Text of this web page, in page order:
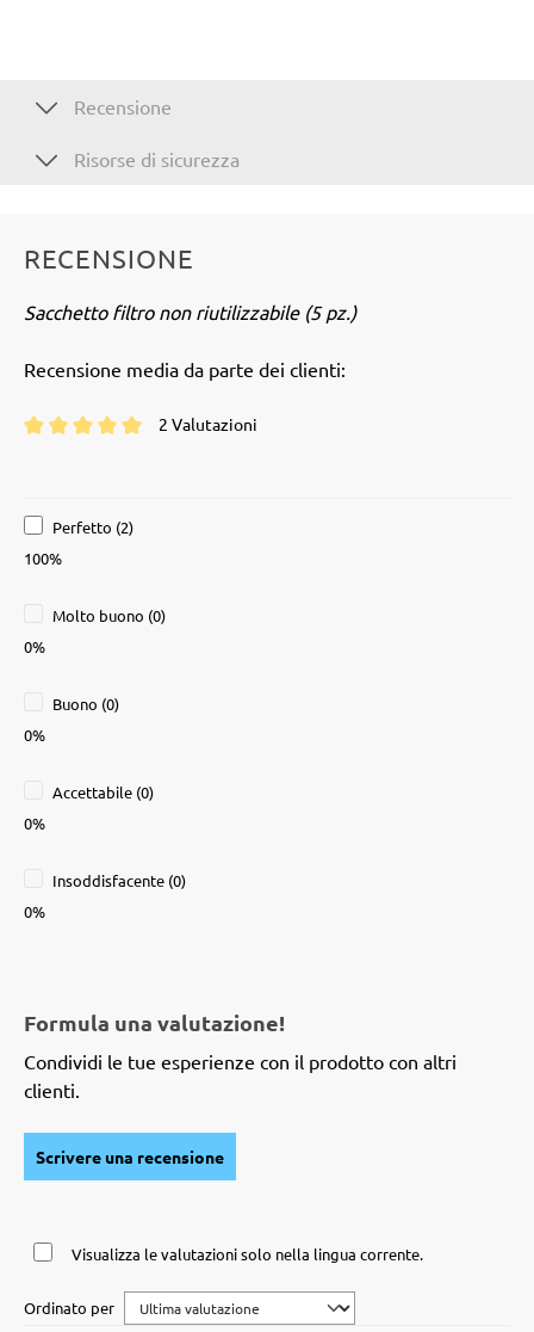
Recensione
Risorse di sicurezza
RECENSIONE
Sacchetto filtro non riutilizzabile (5 pz.)
Recensione media da parte dei clienti:
2 Valutazioni
Perfetto (2)
100%
Molto buono (0)
0%
Buono (0)
0%
Accettabile (0)
0%
Insoddisfacente (0)
0%
Formula una valutazione!
Condividi le tue esperienze con il prodotto con altri
clienti.
Scrivere una recensione
Visualizza le valutazioni solo nella lingua corrente.
Ordinato per